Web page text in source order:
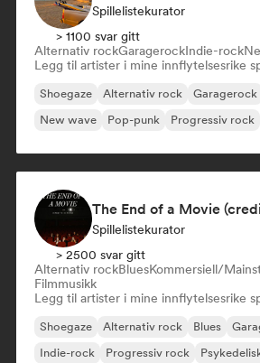
Spillelistekurator
> 1100 svar gitt
Alternativ rockGaragerockIndie-rock
Legg til artister i mine innflytelsesrike
Shoegaze Alternativ rock Garagerock
New wave
Pop-punk Progressiv rock
Spillelistekurator
> 2500 svar gitt
Alternativ rockBluesKommersiell/
Filmmusikk
Legg til artister i mine innflytelsesrike
Shoegaze Alternativ rock Blues
Indie-rock
Progressiv rock